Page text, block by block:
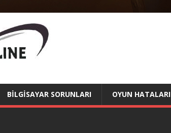
BILGISAYAR SORUNLARI OYUN HATALARI